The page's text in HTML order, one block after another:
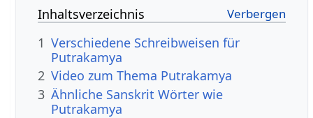
Inhaltsverzeichnis
1 Verschiedene Schreibweisen für
Putrakamya
2 Video zum Thema Putrakamya
3 Ähnliche Sanskrit Wörter wie
Putrakamya